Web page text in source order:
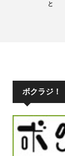
と
ボクラジ！